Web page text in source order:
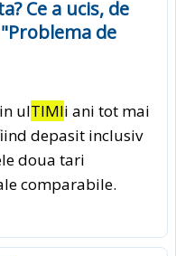
Ce a ucis, de
de
ulTIMIi ani tot mai
depasit inclusiv
doua tari
comparabile.